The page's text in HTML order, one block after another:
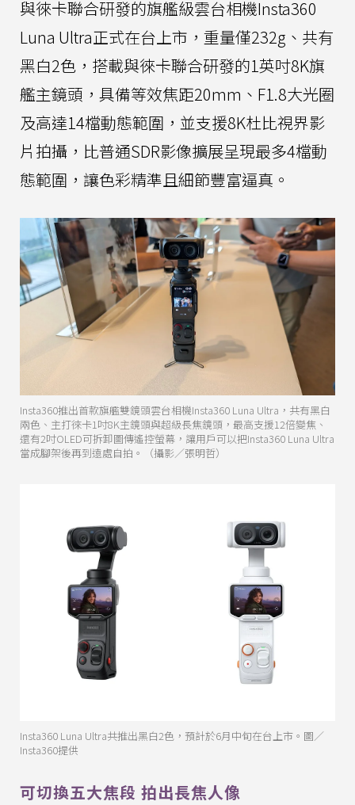
與徠卡聯合研發的旗艦級雲台相機Insta360
Luna Ultra正式在台上市，重量僅232g、共有
黑白2色，搭載與徠卡聯合研發的1英吋8K旗
艦主鏡頭，具備等效焦距20mm、F1.8大光圈
及高達14檔動態範圍，並支援8K杜比視界影
片拍攝，比普通SDR影像擴展呈現最多4檔動
態範圍，讓色彩精準且細節豐富逼真。
Insta360推出首款旗艦雙鏡頭雲台相機Insta360 Luna Ultra，共有黑白
兩色、主打徠卡1吋8K主鏡頭與超級長焦鏡頭，最高支援12倍變焦、
還有2吋OLED可拆卸圖傳遙控螢幕，讓用戶可以把Insta360 Luna Ultra
當成腳架後再到遠處自拍。（攝影／張明哲）
Insta360 Luna Ultra共推出黑白2色，預計於6月中旬在台上市。圖／
Insta360提供
可切換五大焦段 拍出長焦人像